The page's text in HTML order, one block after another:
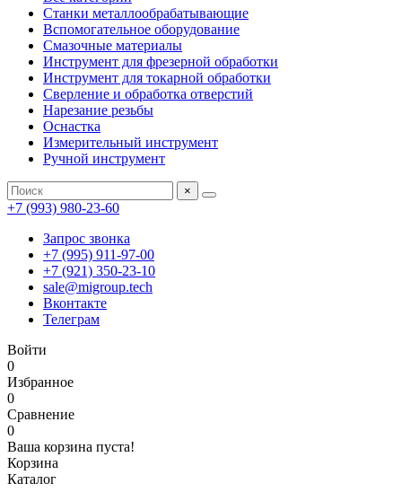
Станки металлообрабатывающие
Вспомогательное оборудование
Смазочные материалы
Инструмент для фрезерной обработки
Инструмент для токарной обработки
Сверление и обработка отверстий
Нарезание резьбы
Оснастка
Измерительный инструмент
Ручной инструмент
×
+7 (993) 980-23-60
Запрос звонка
+7 (995) 911-97-00
+7 (921) 350-23-10
sale@migroup.tech
Вконтакте
Телеграм
Войти
0
Избранное
0
Сравнение
0
Ваша корзина пуста!
Корзина
Каталог